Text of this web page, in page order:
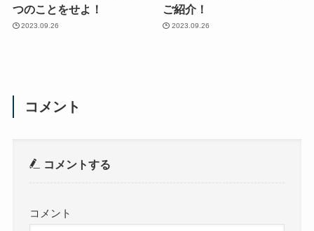
つのことをせよ！
2023.09.26
ご紹介！
2023.09.26
コメント
コメントする
コメント